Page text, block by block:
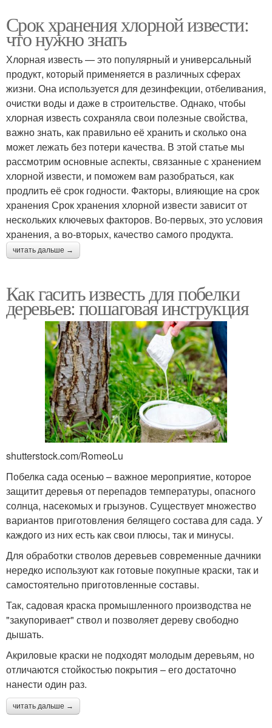
Срок хранения хлорной извести:
что нужно знать
Хлорная известь — это популярный и универсальный
продукт, который применяется в различных сферах
жизни. Она используется для дезинфекции, отбеливания,
очистки воды и даже в строительстве. Однако, чтобы
хлорная известь сохраняла свои полезные свойства,
важно знать, как правильно её хранить и сколько она
может лежать без потери качества. В этой статье мы
рассмотрим основные аспекты, связанные с хранением
хлорной извести, и поможем вам разобраться, как
продлить её срок годности. Факторы, влияющие на срок
хранения Срок хранения хлорной извести зависит от
нескольких ключевых факторов. Во-первых, это условия
хранения, а во-вторых, качество самого продукта.
читать дальше →
Как гасить известь для побелки
деревьев: пошаговая инструкция
shutterstock.com/RomeoLu
Побелка сада осенью – важное мероприятие, которое
защитит деревья от перепадов температуры, опасного
солнца, насекомых и грызунов. Существует множество
вариантов приготовления белящего состава для сада. У
каждого из них есть как свои плюсы, так и минусы.
Для обработки стволов деревьев современные дачники
нередко используют как готовые покупные краски, так и
самостоятельно приготовленные составы.
Так, садовая краска промышленного производства не
"закупоривает" ствол и позволяет дереву свободно
дышать.
Акриловые краски не подходят молодым деревьям, но
отличаются стойкостью покрытия – его достаточно
нанести один раз.
читать дальше →